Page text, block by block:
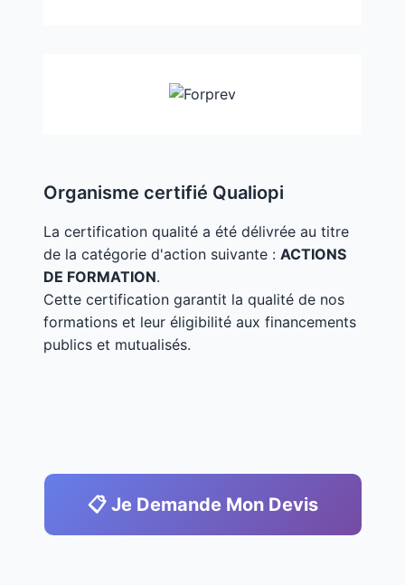
Organisme certifié Qualiopi
La certification qualité a été délivrée au titre
de la catégorie d'action suivante : ACTIONS
DE FORMATION.
Cette certification garantit la qualité de nos
formations et leur éligibilité aux financements
publics et mutualisés.
📋 Je Demande Mon Devis